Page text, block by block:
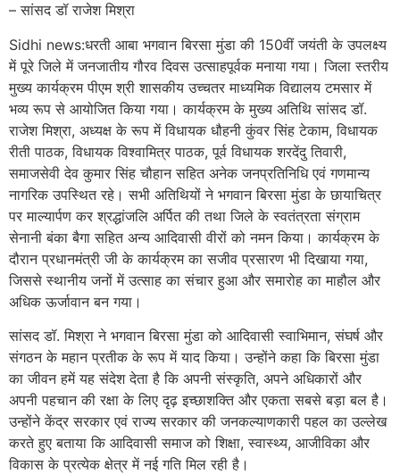
– सांसद डॉ राजेश मिश्रा
Sidhi news:धरती आबा भगवान बिरसा मुंडा की 150वीं जयंती के उपलक्ष्य
में पूरे जिले में जनजातीय गौरव दिवस उत्साहपूर्वक मनाया गया। जिला स्तरीय
मुख्य कार्यक्रम पीएम श्री शासकीय उच्चतर माध्यमिक विद्यालय टमसार में
भव्य रूप से आयोजित किया गया। कार्यक्रम के मुख्य अतिथि सांसद डॉ.
राजेश मिश्रा, अध्यक्ष के रूप में विधायक धौहनी कुंवर सिंह टेकाम, विधायक
रीती पाठक, विधायक विश्वामित्र पाठक, पूर्व विधायक शरदेंदु तिवारी,
समाजसेवी देव कुमार सिंह चौहान सहित अनेक जनप्रतिनिधि एवं गणमान्य
नागरिक उपस्थित रहे। सभी अतिथियों ने भगवान बिरसा मुंडा के छायाचित्र
पर माल्यार्पण कर श्रद्धांजलि अर्पित की तथा जिले के स्वतंत्रता संग्राम
सेनानी बंका बैगा सहित अन्य आदिवासी वीरों को नमन किया। कार्यक्रम के
दौरान प्रधानमंत्री जी के कार्यक्रम का सजीव प्रसारण भी दिखाया गया,
जिससे स्थानीय जनों में उत्साह का संचार हुआ और समारोह का माहौल और
अधिक ऊर्जावान बन गया।
सांसद डॉ. मिश्रा ने भगवान बिरसा मुंडा को आदिवासी स्वाभिमान, संघर्ष और
संगठन के महान प्रतीक के रूप में याद किया। उन्होंने कहा कि बिरसा मुंडा
का जीवन हमें यह संदेश देता है कि अपनी संस्कृति, अपने अधिकारों और
अपनी पहचान की रक्षा के लिए दृढ़ इच्छाशक्ति और एकता सबसे बड़ा बल है।
उन्होंने केंद्र सरकार एवं राज्य सरकार की जनकल्याणकारी पहल का उल्लेख
करते हुए बताया कि आदिवासी समाज को शिक्षा, स्वास्थ्य, आजीविका और
विकास के प्रत्येक क्षेत्र में नई गति मिल रही है।